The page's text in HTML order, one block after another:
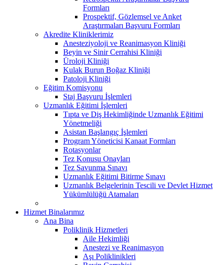
Formları
Prospektif, Gözlemsel ve Anket
Araştırmaları Başvuru Formları
Akredite Kliniklerimiz
Anesteziyoloji ve Reanimasyon Kliniği
Beyin ve Sinir Cerrahisi Kliniği
Üroloji Kliniği
Kulak Burun Boğaz Kliniği
Patoloji Kliniği
Eğitim Komisyonu
Staj Başvuru İşlemleri
Uzmanlık Eğitimi İşlemleri
Tıpta ve Diş Hekimliğinde Uzmanlık Eğitimi
Yönetmeliği
Asistan Başlangıç İşlemleri
Program Yöneticisi Kanaat Formları
Rotasyonlar
Tez Konusu Onayları
Tez Savunma Sınavı
Uzmanlık Eğitimi Bitirme Sınavı
Uzmanlık Belgelerinin Tescili ve Devlet Hizmet
Yükümlülüğü Atamaları
Hizmet Binalarımız
Ana Bina
Poliklinik Hizmetleri
Aile Hekimliği
Anestezi ve Reanimasyon
Aşı Poliklinikleri